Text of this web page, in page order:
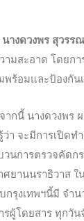
นางดวงพร สุวรร
ามสะอาด โดยกา
พร้อมและป้องกัน
ากนี้ นางดวงพร
ว่า จะมีการเปิดท
วนการตรวจคัดก
ศยานนราธิวาส ใ
กรุงเทพฯนี้มี จำน
รผู้โดยสาร ทุกวั